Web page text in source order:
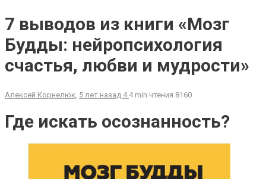
7 выводов из книги «Мозг
Будды: нейропсихология
счастья, любви и мудрости»
Алексей Корнелюк 5 лет назад 4 4 min чтения 8160
Где искать осознанность?